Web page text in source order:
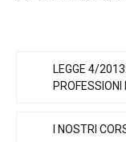
LEGGE 4/
I NOSTRI